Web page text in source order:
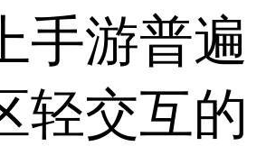
手游普遍
轻交互的